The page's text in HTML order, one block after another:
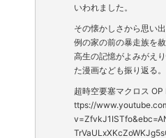
いわれました。
その懐かしさから思い
例の家の前の暴走族を
高生の記憶がよみがえ
た漫画なども振り返る。
超時空要塞マクロス OP
ttps://